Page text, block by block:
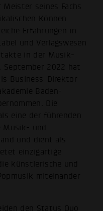
Meister seines Fachs
Können
Erfahrungen in
und Verlagswesen
in der Musik-
September 2022 hat
Business-Direktor
Baden-
Die
eine der führenden
Musik- und
und dient als
einzigartige
künstlerische und
miteinander
den Status Quo